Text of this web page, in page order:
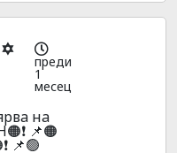
преди
1
месец
нa
📌🟠
📌🟢